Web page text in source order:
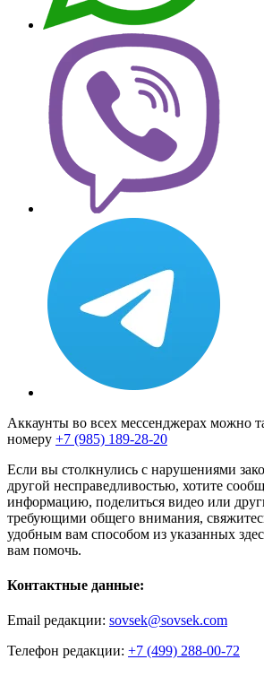
Аккаунты во всех мессенджерах можно
номеру +7 (985) 189-28-20
Если вы столкнулись с нарушениями
другой несправедливостью, хотите
информацию, поделиться видео или
требующими общего внимания,
удобным вам способом из указанных
вам помочь.
Контактные данные:
Email редакции: sovsek@sovsek.com
Телефон редакции: +7 (499) 288-00-72